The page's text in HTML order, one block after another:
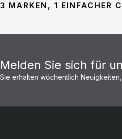
3 MARKEN, 1 EINFACHER
Melden Sie sich für
Sie erhalten wöchentlich